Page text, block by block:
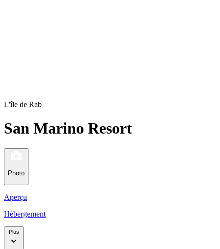
L'île de Rab
San Marino Resort
Photo
Aperçu
Hébergement
Plus